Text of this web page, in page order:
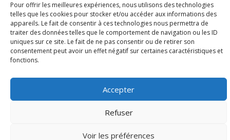
Pour offrir les meilleures expériences, nous utilisons des technologies
telles que les cookies pour stocker et/ou accéder aux informations des
appareils. Le fait de consentir à ces technologies nous permettra de
traiter des données telles que le comportement de navigation ou les ID
uniques sur ce site. Le fait de ne pas consentir ou de retirer son
consentement peut avoir un effet négatif sur certaines caractéristiques et
fonctions.
Accepter
Refuser
Voir les préférences
Mentions légales Vie privée Médiateur Accessibilité